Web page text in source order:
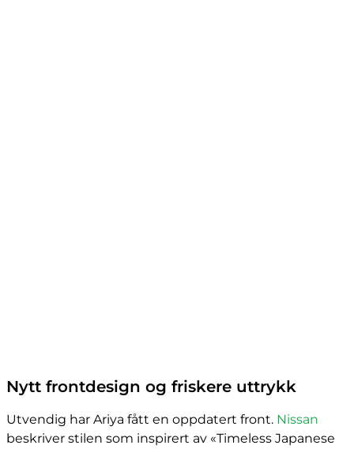
Nytt frontdesign og friskere uttrykk
Utvendig har Ariya fått en oppdatert front. Nissan
beskriver stilen som inspirert av «Timeless Japanese